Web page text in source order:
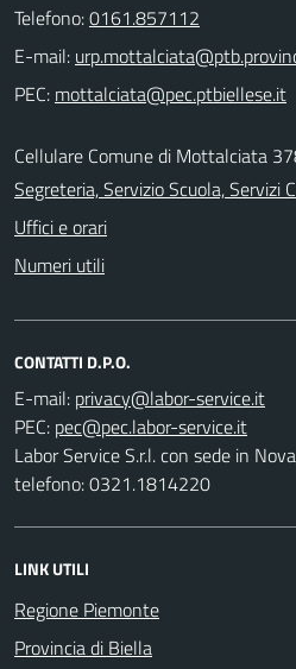
Telefono:0161.857112
E-mail:
PEC:
Cellulare Comune di Mottalciata
Segreteria, Servizio Scuola, Servizi
Uffici e orari
Numeri utili
CONTATTI D.P.O.
E-mail:
PEC:
Labor Service S.r.l. con sede in
telefono: 0321.1814220
LINK UTILI
Regione Piemonte
Provincia di Biella